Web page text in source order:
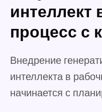
интеллект
процесс с
Внедрение
интеллекта в
начинается с